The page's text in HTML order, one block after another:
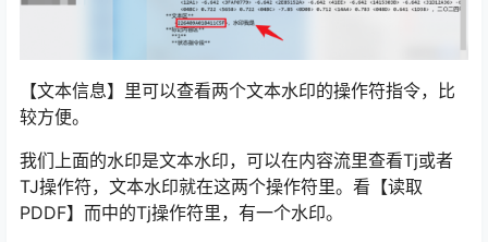
【文本信息】里可以查看两个文本水印的操作符指令，比
较方便。
我们上面的水印是文本水印，可以在内容流里查看Tj或者
TJ操作符，文本水印就在这两个操作符里。看【读取
PDDF】而中的Tj操作符里，有一个水印。